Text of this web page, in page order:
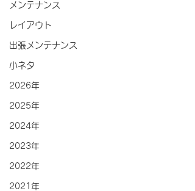
メンテナンス
レイアウト
出張メンテナンス
小ネタ
2026年
2025年
2024年
2023年
2022年
2021年